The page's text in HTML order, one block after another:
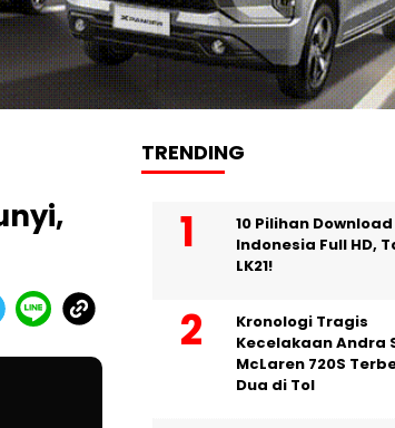
TRENDING
10 Pilihan
Indonesia Full HD,
LK21!
Kronologi Tragis
Kecelakaan Andra
McLaren 720S
Dua di Tol